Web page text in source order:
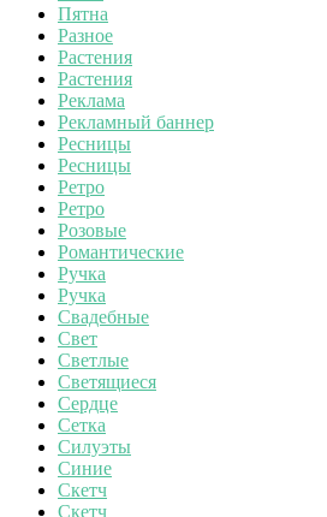
Пятна
Разное
Растения
Растения
Реклама
Рекламный баннер
Ресницы
Ресницы
Ретро
Ретро
Розовые
Романтические
Ручка
Ручка
Свадебные
Свет
Светлые
Светящиеся
Сердце
Сетка
Силуэты
Синие
Скетч
Скетч